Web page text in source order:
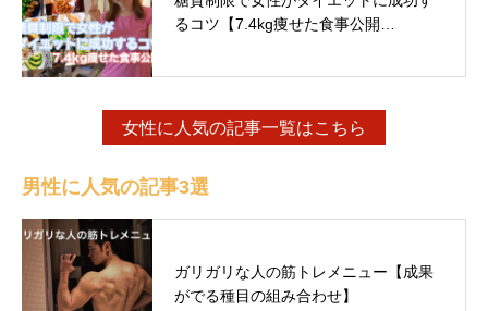
るコツ【7.4kg痩せた食事公開…
女性に人気の記事一覧はこちら
男性に人気の記事3選
ガリガリな人の筋トレメニュー【成果
がでる種目の組み合わせ】